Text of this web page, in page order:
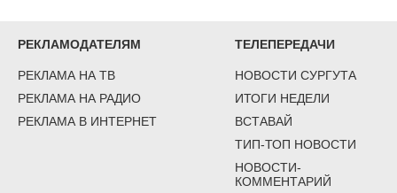
РЕКЛАМОДАТЕЛЯМ
РЕКЛАМА НА ТВ
РЕКЛАМА НА РАДИО
РЕКЛАМА В ИНТЕРНЕТ
ТЕЛЕПЕРЕДАЧИ
НОВОСТИ СУРГУТА
ИТОГИ НЕДЕЛИ
ВСТАВАЙ
ТИП-ТОП НОВОСТИ
НОВОСТИ-
КОММЕНТАРИЙ